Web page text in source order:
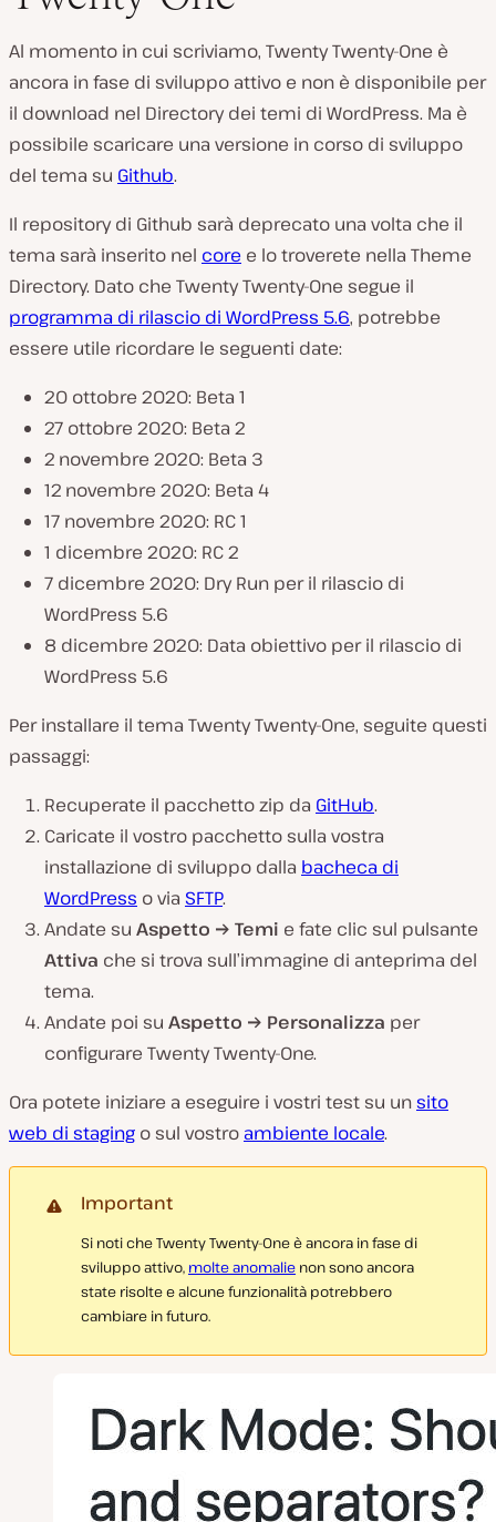
Al momento in cui scriviamo, Twenty Twenty-One è
ancora in fase di sviluppo attivo e non è disponibile per
il download nel Directory dei temi di WordPress. Ma è
possibile scaricare una versione in corso di sviluppo
del tema su Github.
Il repository di Github sarà deprecato una volta che il
tema sarà inserito nel core e lo troverete nella Theme
Directory. Dato che Twenty Twenty-One segue il
programma di rilascio di WordPress 5.6, potrebbe
essere utile ricordare le seguenti date:
20 ottobre 2020: Beta 1
27 ottobre 2020: Beta 2
2 novembre 2020: Beta 3
12 novembre 2020: Beta 4
17 novembre 2020: RC 1
1 dicembre 2020: RC 2
7 dicembre 2020: Dry Run per il rilascio di
WordPress 5.6
8 dicembre 2020: Data obiettivo per il rilascio di
WordPress 5.6
Per installare il tema Twenty Twenty-One, seguite questi
passaggi:
Recuperate il pacchetto zip da GitHub.
Caricate il vostro pacchetto sulla vostra
installazione di sviluppo dalla bacheca di
WordPress o via SFTP.
Andate su Aspetto → Temi e fate clic sul pulsante
Attiva che si trova sull’immagine di anteprima del
tema.
Andate poi su Aspetto → Personalizza per
configurare Twenty Twenty-One.
Ora potete iniziare a eseguire i vostri test su unsito
web di staging o sul vostro ambiente locale.
Important
Si noti che Twenty Twenty-One è ancora in fase di
sviluppo attivo, molte anomalie non sono ancora
state risolte e alcune funzionalità potrebbero
cambiare in futuro.